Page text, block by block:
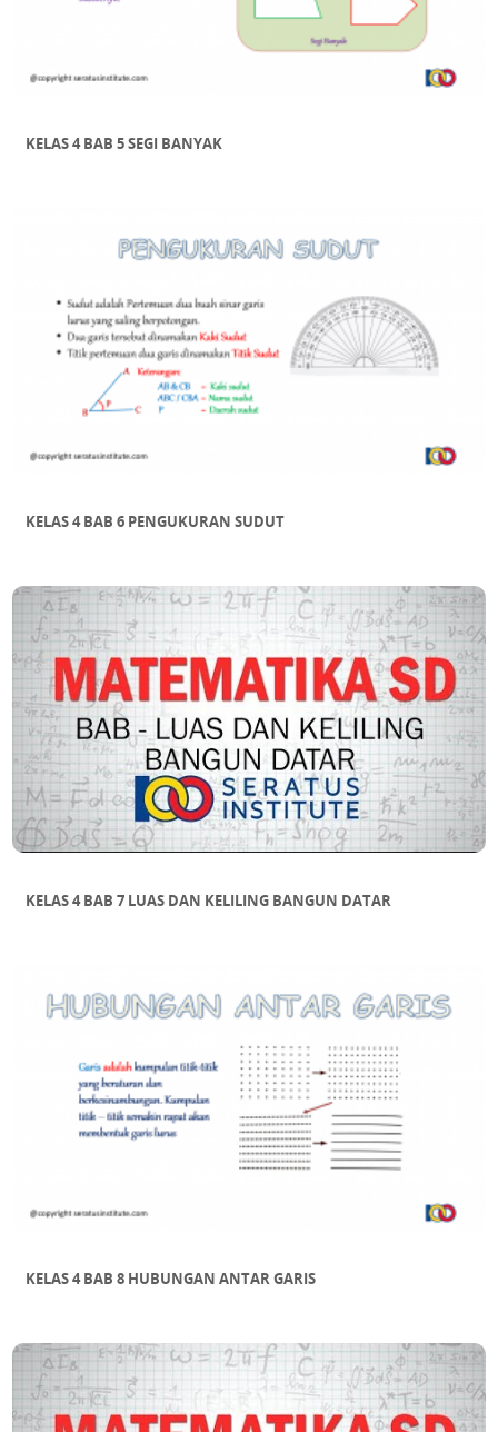
KELAS 4 BAB 5 SEGI BANYAK
KELAS 4 BAB 6 PENGUKURAN SUDUT
KELAS 4 BAB 7 LUAS DAN KELILING BANGUN DATAR
KELAS 4 BAB 8 HUBUNGAN ANTAR GARIS